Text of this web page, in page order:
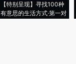
【特别呈现】寻找100种
有意思的生活方式·第一对